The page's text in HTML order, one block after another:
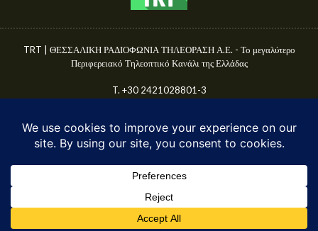
TRT | ΘΕΣΣΑΛΙΚΗ ΡΑΔΙΟΦΩΝΙΑ ΤΗΛΕΟΡΑΣΗ Α.Ε. - Το μεγαλύτερο
Περιφερειακό Τηλεοπτικό Κανάλι της Ελλάδας
T. +30 2421028801-3
© TRT A.E. 2025